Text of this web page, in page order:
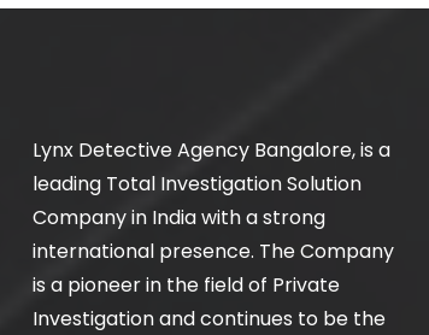
Lynx Detective Agency Bangalore, is a
leading Total Investigation Solution
Company in India with a strong
international presence. The Company
is a pioneer in the field of Private
Investigation and continues to be the